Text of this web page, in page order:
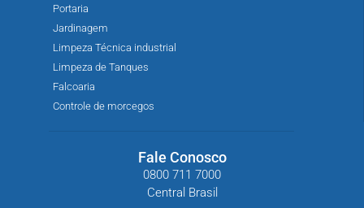
Portaria
Jardinagem
Limpeza Técnica industrial
Limpeza de Tanques
Falcoaria
Controle de morcegos
Fale Conosco
0800 711 7000
Central Brasil